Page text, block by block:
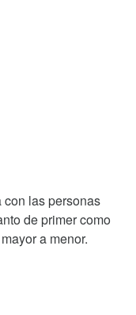
las personas
de primer como
a menor.